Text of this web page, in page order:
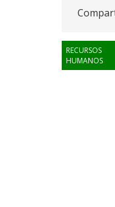
RECURSOS
HUMANOS